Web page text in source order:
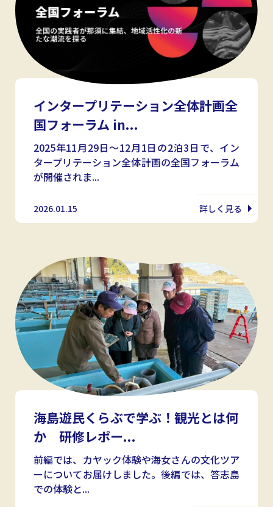
インタープリテーション全体計画全
国フォーラム in...
2025年11月29日～12月1日の2泊3日で、イン
タープリテーション全体計画の全国フォーラム
が開催されま...
2026.01.15 詳しく見る
海島遊民くらぶで学ぶ！観光とは何
か 研修レポー...
前編では、カヤック体験や海女さんの文化ツア
ーについてお届けしました。後編では、答志島
での体験と...